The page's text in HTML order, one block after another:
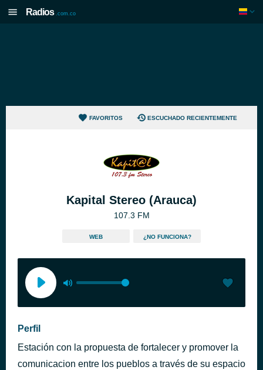
Radios .com.co
FAVORITOS ESCUCHADO RECIENTEMENTE
Kapital Stereo (Arauca)
107.3 FM
WEB ¿NO FUNCIONA?
Perfil
Estación con la propuesta de fortalecer y promover la
comunicacion entre los pueblos a través de su espacio